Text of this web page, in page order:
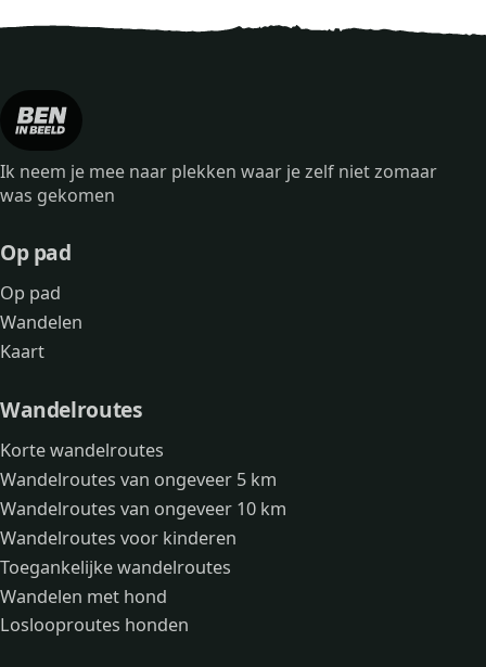
Ik neem je mee naar plekken waar je zelf niet zomaar
was gekomen
Op pad
Op pad
Wandelen
Kaart
Wandelroutes
Korte wandelroutes
Wandelroutes van ongeveer 5 km
Wandelroutes van ongeveer 10 km
Wandelroutes voor kinderen
Toegankelijke wandelroutes
Wandelen met hond
Loslooproutes honden